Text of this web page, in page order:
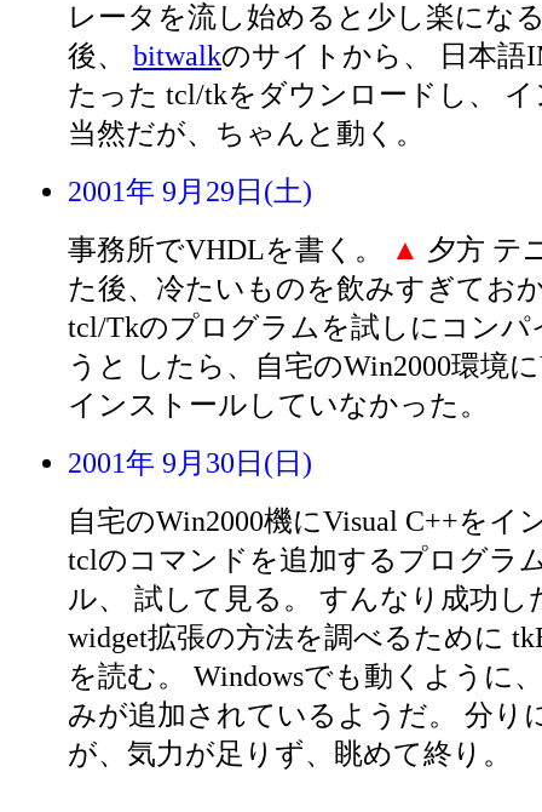
レータを流し始めると少し楽にな
後、 bitwalkのサイトから、 日本語
たった tcl/tkをダウンロードし、
当然だが、ちゃんと動く。
2001年 9月29日(土)
事務所でVHDLを書く。
▲ 夕方 テ
た後、冷たいものを飲みすぎてお
tcl/Tkのプログラムを試しにコンパ
うと したら、自宅のWin2000環境
インストールしていなかった。
2001年 9月30日(日)
自宅のWin2000機にVisual C++をイ
tclのコマンドを追加するプログラ
ル、 試して見る。 すんなり成功し
widget拡張の方法を調べるために
を読む。 Windowsでも動くように
みが追加されているようだ。 分り
が、気力が足りず、眺めて終り。